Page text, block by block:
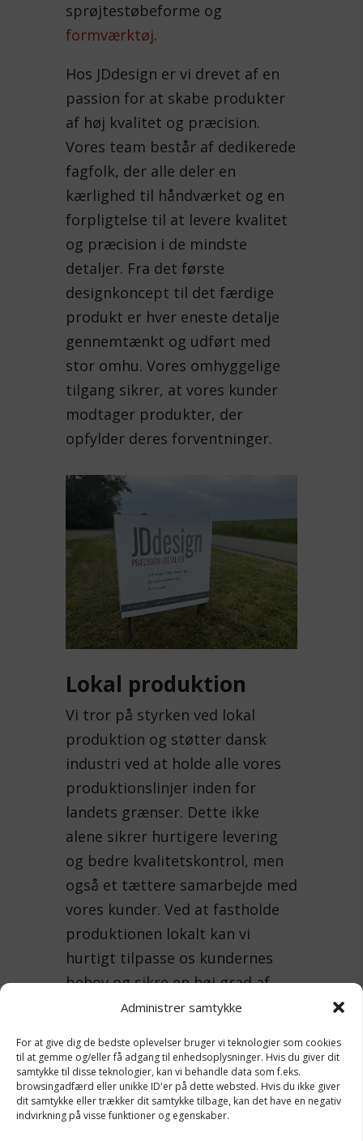
Administrer samtykke
For at give dig de bedste oplevelser bruger vi teknologier som cookies
til at gemme og/eller få adgang til enhedsoplysninger. Hvis du giver dit
samtykke til disse teknologier, kan vi behandle data som f.eks.
browsingadfærd eller unikke ID'er på dette websted. Hvis du ikke giver
dit samtykke eller trækker dit samtykke tilbage, kan det have en negativ
indvirkning på visse funktioner og egenskaber.
sprøjtestøbeforme og
formværktøj.
Hos JDdesign er vi drevet af en
passion for at skabe produkter
af høj kvalitet og præcision.
Vores team består af dedikerede
fagfolk, der alle deler en
kærlighed til håndværket og en
forpligtelse til at levere kvalitet
og præcision i de mindste
detaljer. Fra det første
designkoncept til det færdige
produkt er hver eneste detalje
gennemtænkt og udført med
stor omhu. Vores omhyggelige
tilgang sikrer, at vores kunder
modtager produkter, der
opfylder deres forventninger.
Lokal produktion
Vi tror på styrken ved lokal
produktion og støtter dansk
industri ved at holde alle vores
produktionslinjer inden for
landets grænser. Dette ikke
alene sikrer hurtigere levering
og bedre kvalitetskontrol, men
også et tættere samarbejde med
vores kunder. Ved at fastholde
produktionen lokalt kan vi
hurtigt tilpasse os kundernes
behov og sikre en høj grad af
fleksibilitet i vores produktion.
Vores moderne faciliteter er
udstyret med avancerede
maskiner og teknologi, herunder
CNC-fræsning, 5-aksede